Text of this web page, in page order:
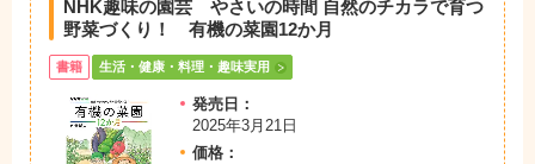
NHK趣味の園芸 やさいの時間 自然のチカラで育つ
野菜づくり！ 有機の菜園12か月
書籍 生活・健康・料理・趣味実用
発売日：
2025年3月21日
価格：